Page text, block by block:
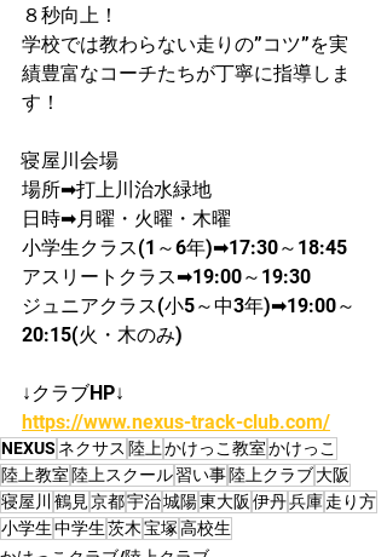
８秒向上！​
学校では教わらない走りの”コツ”を実
績豊富なコーチたちが丁寧に指導しま
す！
寝屋川会場
​場所➡打上川治水緑地
日時➡月曜・火曜・木曜
​小学生クラス(1～6年)➡17:30～18:45
​アスリートクラス➡19:00～19:30
ジュニアクラス(小5～中3年)➡19:00～
20:15(火・木のみ)
↓クラブHP↓
https://www.nexus-track-club.com/
NEXUS ネクサス 陸上かけっこ教室かけっこ
陸上教室 陸上スクール習い事陸上クラブ大阪
寝屋川 鶴見京都宇治城陽東大阪 伊丹兵庫走り方
小学生中学生茨木宝塚高校生